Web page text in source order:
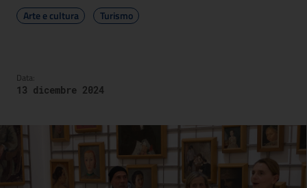
Arte e cultura
Turismo
Data:
13 dicembre 2024